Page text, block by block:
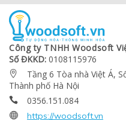
Công ty TNHH Woodsoft
Số ĐKKD: 0108115976

Tầng 6 Tòa nhà Việt Á,
Thành phố Hà Nội
 0356.151.084
 https://woodsoft.vn